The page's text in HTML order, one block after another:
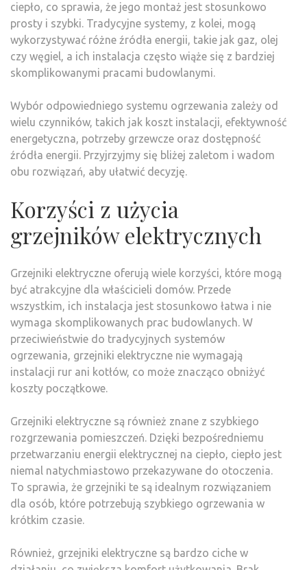
ciepło, co sprawia, że jego montaż jest stosunkowo
prosty i szybki. Tradycyjne systemy, z kolei, mogą
wykorzystywać różne źródła energii, takie jak gaz, olej
czy węgiel, a ich instalacja często wiąże się z bardziej
skomplikowanymi pracami budowlanymi.
Wybór odpowiedniego systemu ogrzewania zależy od
wielu czynników, takich jak koszt instalacji, efektywność
energetyczna, potrzeby grzewcze oraz dostępność
źródła energii. Przyjrzyjmy się bliżej zaletom i wadom
obu rozwiązań, aby ułatwić decyzję.
Korzyści z użycia
grzejników elektrycznych
Grzejniki elektryczne oferują wiele korzyści, które mogą
być atrakcyjne dla właścicieli domów. Przede
wszystkim, ich instalacja jest stosunkowo łatwa i nie
wymaga skomplikowanych prac budowlanych. W
przeciwieństwie do tradycyjnych systemów
ogrzewania, grzejniki elektryczne nie wymagają
instalacji rur ani kotłów, co może znacząco obniżyć
koszty początkowe.
Grzejniki elektryczne są również znane z szybkiego
rozgrzewania pomieszczeń. Dzięki bezpośredniemu
przetwarzaniu energii elektrycznej na ciepło, ciepło jest
niemal natychmiastowo przekazywane do otoczenia.
To sprawia, że grzejniki te są idealnym rozwiązaniem
dla osób, które potrzebują szybkiego ogrzewania w
krótkim czasie.
Również, grzejniki elektryczne są bardzo ciche w